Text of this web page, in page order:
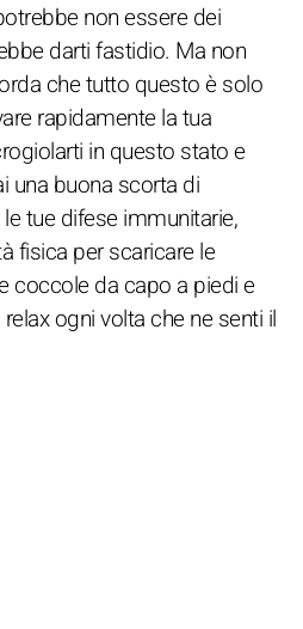
non essere dei
darti fastidio. Ma non
che tutto questo è solo
rapidamente la tua
in questo stato e
una buona scorta di
tue difese immunitarie,
fisica per scaricare le
coccole da capo a piedi e
ogni volta che ne senti il